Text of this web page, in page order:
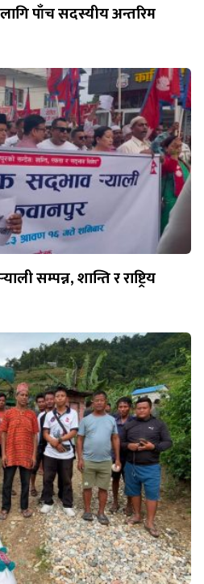
पाँच सदस्यीय अन्तरिम
सम्पन्न, शान्ति र राष्ट्रिय